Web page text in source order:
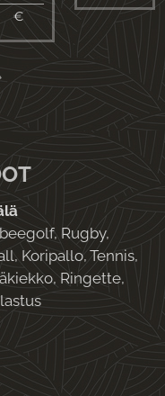
€
Rugby,
Koripallo, Tennis,
Ringette,